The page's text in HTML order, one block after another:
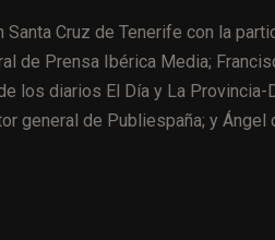
Santa Cruz de Tenerife con la
de Prensa Ibérica Media;
los diarios El Día y La
general de Publiespaña; y